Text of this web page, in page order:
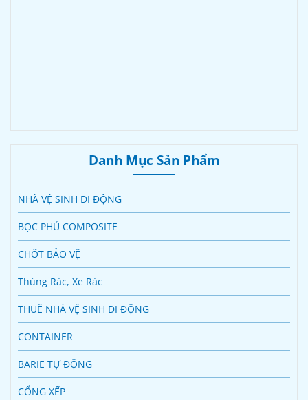
Danh Mục Sản Phẩm
NHÀ VỆ SINH DI ĐỘNG
BỌC PHỦ COMPOSITE
CHỐT BẢO VỆ
Thùng Rác, Xe Rác
THUÊ NHÀ VỆ SINH DI ĐỘNG
CONTAINER
BARIE TỰ ĐỘNG
CỔNG XẾP